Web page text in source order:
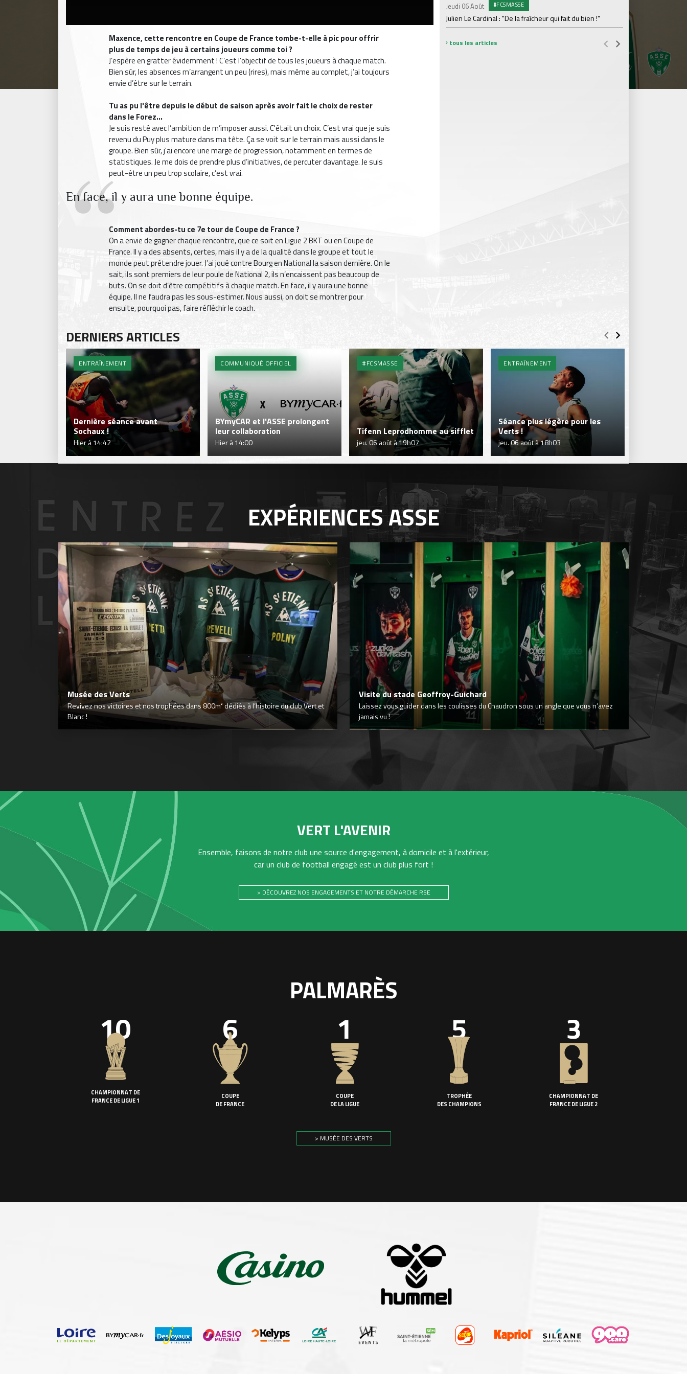
Maxence, cette rencontre en Coupe de France tombe-t-elle à pic pour offrir
plus de temps de jeu à certains joueurs comme toi ?
J’espère en gratter évidemment ! C’est l’objectif de tous les joueurs à chaque match.
Bien sûr, les absences m’arrangent un peu (rires), mais même au complet, j’ai toujours
envie d’être sur le terrain.
Tu as pu l'être depuis le début de saison après avoir fait le choix de rester
dans le Forez...
Je suis resté avec l’ambition de m’imposer aussi. C'était un choix. C’est vrai que je suis
revenu du Puy plus mature dans ma tête. Ça se voit sur le terrain mais aussi dans le
groupe. Bien sûr, j'ai encore une marge de progression, notamment en termes de
statistiques. Je me dois de prendre plus d’initiatives, de percuter davantage. Je suis
peut-être un peu trop scolaire, c’est vrai.
En face, il y aura une bonne équipe.
Comment abordes-tu ce 7e tour de Coupe de France ?
On a envie de gagner chaque rencontre, que ce soit en Ligue 2 BKT ou en Coupe de
France. Il y a des absents, certes, mais il y a de la qualité dans le groupe et tout le
monde peut prétendre jouer. J’ai joué contre Bourg en National la saison dernière. On le
sait, ils sont premiers de leur poule de National 2, ils n’encaissent pas beaucoup de
buts. On se doit d’être compétitifs à chaque match. En face, il y aura une bonne
équipe. Il ne faudra pas les sous-estimer. Nous aussi, on doit se montrer pour
ensuite, pourquoi pas, faire réfléchir le coach.
Jeudi 06 Août #FCSMASSE
Julien Le Cardinal : "De la fraîcheur qui fait du bien !" Dimanche 02 Août
Le point sur
tous les articles
DERNIERS ARTICLES
ENTRAÎNEMENT
Dernière séance avant
Sochaux !
Hier à 14:42
COMMUNIQUÉ OFFICIEL
BYmyCAR et l'ASSE prolongent
leur collaboration
Hier à 14:00
#FCSMASSE
Tifenn Leprodhomme au sifflet
jeu. 06 août à 19h07
ENTRAÎNEMENT
Séance plus légère pour les
Verts !
jeu. 06 août à 18h03
EXPÉRIENCESASSE
Musée des Verts
Revivez nos victoires et nos trophées dans 800m² dédiés à l’histoire du club Vert et
Blanc !
Visite du stade Geoffroy-Guichard
Laissez vous guider dans les coulisses du Chaudron sous un angle que vous n’avez
jamais vu !
VERT L'AVENIR
Ensemble, faisons de notre club une source d'engagement, à domicile et à l'extérieur,
car un club de football engagé est un club plus fort !
> DÉCOUVREZ NOS ENGAGEMENTS ET NOTRE DÉMARCHE RSE
PALMARÈS
10
CHAMPIONNAT DE
FRANCE DE LIGUE 1
6
COUPE
DE FRANCE
1
COUPE
DE LA LIGUE
5
TROPHÉE
DES CHAMPIONS
3
CHAMPIONNAT DE
FRANCE DE LIGUE 2
> MUSÉE DES VERTS